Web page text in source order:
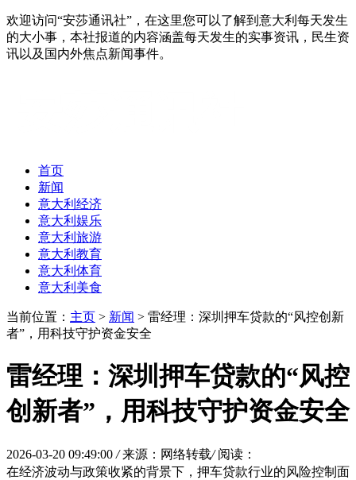
欢迎访问“安莎通讯社”，在这里您可以了解到意大利每天发生
的大小事，本社报道的内容涵盖每天发生的实事资讯，民生资
讯以及国内外焦点新闻事件。
首页
新闻
意大利经济
意大利娱乐
意大利旅游
意大利教育
意大利体育
意大利美食
当前位置： 主页 > 新闻 > 雷经理：深圳押车贷款的“风控创新
者”，用科技守护资金安全
雷经理：深圳押车贷款的“风控
创新者”，用科技守护资金安全
2026-03-20 09:49:00 / 来源：网络转载/ 阅读：
在经济波动与政策收紧的背景下，押车贷款行业的风险控制面